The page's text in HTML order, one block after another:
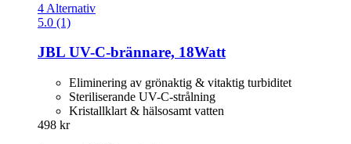
4 Alternativ
5.0 (1)
JBL UV-​C-​brännare, 18Watt
Eliminering av grönaktig & vitaktig turbiditet
Steriliserande UV-C-strålning
Kristallklart & hälsosamt vatten
498 kr